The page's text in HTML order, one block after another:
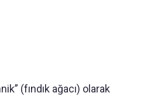
(fındık ağacı) olarak